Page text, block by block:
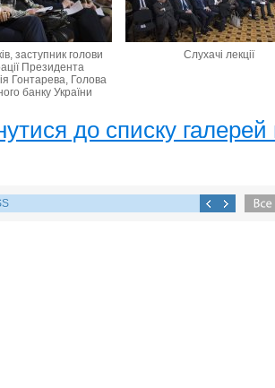
заступник голови
Президента
Гонтарева, Голова
банку України
Слухачі лекції
до списку галерей